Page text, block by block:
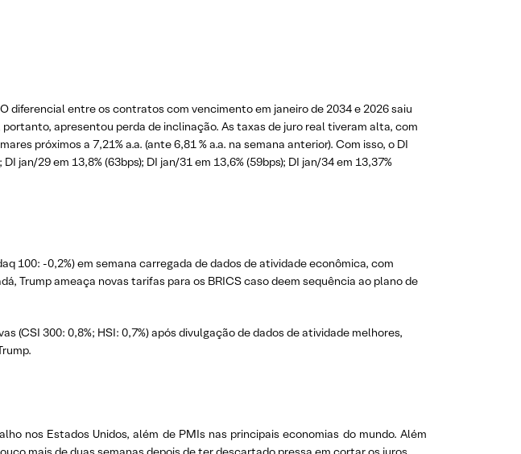
diferencial entre os contratos com vencimento em janeiro de 2034 e 2026 saiu
apresentou perda de inclinação. As taxas de juro real tiveram alta, com
próximos a 7,21% a.a. (ante 6,81 % a.a. na semana anterior). Com isso, o DI
jan/29 em 13,8% (63bps); DI jan/31 em 13,6% (59bps); DI jan/34 em 13,37%
100: -0,2%) em semana carregada de dados de atividade econômica, com
Trump ameaça novas tarifas para os BRICS caso deem sequência ao plano de
(CSI 300: 0,8%; HSI: 0,7%) após divulgação de dados de atividade melhores,
nos Estados Unidos, além de PMIs nas principais economias do mundo. Além